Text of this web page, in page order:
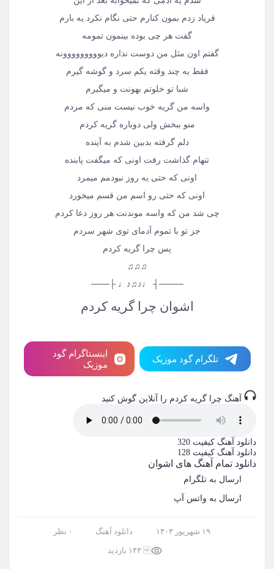
فریاد زدم بمون کنارم حتی نگام نکرد یه بارم
گفت هر چی بوده بینمون تمومه
گفتم اون مثل من دوست نداره دیووووووووونه
فقط یه چند وقته یکم سرد و گوشه گیرم
شبا تو خلوتم بهونت و میگیرم
واسه من گریه خوب نیست منی که مردم
منو ببخش ولی دوباره گریه کردم
دلم گرفته بدبین شدم به آینده
تنهام گذاشت رفت اونی که میگفت پابنده
اونی که حتی یه روز نبودمم میمرد
اونی که حتی رو اسم من قسم میخورد
چی شد من که واسه موندنت هر روز دعا کردم
جز تو با تموم آدمای توی شهر سردم
پس چرا گریه کردم
♫♫♫
────┤ ♩♪♫♪♩ ├───
اشوان چرا گریه کردم
تلگرام گود موزیک
اینستاگرام گود
موزیک
آهنگ چرا گریه کردم را آنلاین گوش کنید
دانلود آهنگ کیفیت 320
دانلود آهنگ کیفیت 128
دانلود تمام آهنگ های اشوان
ارسال به تلگرام
ارسال به واتس آپ
۱۹ شهریور ۱۴۰۳ دانلود آهنگ ۰ نظر
۱۴۳ بازدید